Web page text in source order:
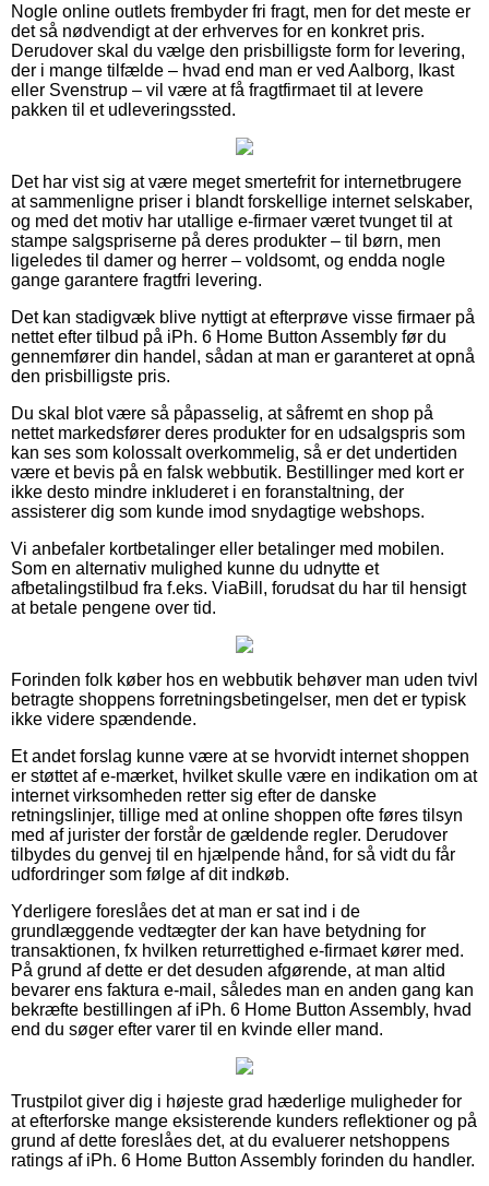
Nogle online outlets frembyder fri fragt, men for det meste er
det så nødvendigt at der erhverves for en konkret pris.
Derudover skal du vælge den prisbilligste form for levering,
der i mange tilfælde – hvad end man er ved Aalborg, Ikast
eller Svenstrup – vil være at få fragtfirmaet til at levere
pakken til et udleveringssted.
Det har vist sig at være meget smertefrit for internetbrugere
at sammenligne priser i blandt forskellige internet selskaber,
og med det motiv har utallige e-firmaer været tvunget til at
stampe salgspriserne på deres produkter – til børn, men
ligeledes til damer og herrer – voldsomt, og endda nogle
gange garantere fragtfri levering.
Det kan stadigvæk blive nyttigt at efterprøve visse firmaer på
nettet efter tilbud på iPh. 6 Home Button Assembly før du
gennemfører din handel, sådan at man er garanteret at opnå
den prisbilligste pris.
Du skal blot være så påpasselig, at såfremt en shop på
nettet markedsfører deres produkter for en udsalgspris som
kan ses som kolossalt overkommelig, så er det undertiden
være et bevis på en falsk webbutik. Bestillinger med kort er
ikke desto mindre inkluderet i en foranstaltning, der
assisterer dig som kunde imod snydagtige webshops.
Vi anbefaler kortbetalinger eller betalinger med mobilen.
Som en alternativ mulighed kunne du udnytte et
afbetalingstilbud fra f.eks. ViaBill, forudsat du har til hensigt
at betale pengene over tid.
Forinden folk køber hos en webbutik behøver man uden tvivl
betragte shoppens forretningsbetingelser, men det er typisk
ikke videre spændende.
Et andet forslag kunne være at se hvorvidt internet shoppen
er støttet af e-mærket, hvilket skulle være en indikation om at
internet virksomheden retter sig efter de danske
retningslinjer, tillige med at online shoppen ofte føres tilsyn
med af jurister der forstår de gældende regler. Derudover
tilbydes du genvej til en hjælpende hånd, for så vidt du får
udfordringer som følge af dit indkøb.
Yderligere foreslåes det at man er sat ind i de
grundlæggende vedtægter der kan have betydning for
transaktionen, fx hvilken returrettighed e-firmaet kører med.
På grund af dette er det desuden afgørende, at man altid
bevarer ens faktura e-mail, således man en anden gang kan
bekræfte bestillingen af iPh. 6 Home Button Assembly, hvad
end du søger efter varer til en kvinde eller mand.
Trustpilot giver dig i højeste grad hæderlige muligheder for
at efterforske mange eksisterende kunders reflektioner og på
grund af dette foreslåes det, at du evaluerer netshoppens
ratings af iPh. 6 Home Button Assembly forinden du handler.